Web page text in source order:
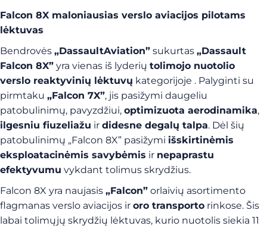
Falcon 8X maloniausias verslo aviacijos pilotams
lėktuvas
Bendrovės „DassaultAviation” sukurtas „Dassault
Falcon 8X” yra vienas iš lyderių tolimojo nuotolio
verslo reaktyvinių lėktuvų kategorijoje . Palyginti su
pirmtaku „Falcon 7X”, jis pasižymi daugeliu
patobulinimų, pavyzdžiui, optimizuota aerodinamika,
ilgesniu fiuzeliažu ir didesne degalų talpa. Dėl šių
patobulinimų „Falcon 8X” pasižymi išskirtinėmis
eksploatacinėmis savybėmis ir nepaprastu
efektyvumu vykdant tolimus skrydžius.
Falcon 8X yra naujasis „Falcon” orlaivių asortimento
flagmanas verslo aviacijos ir oro transporto rinkose. Šis
labai tolimųjų skrydžių lėktuvas, kurio nuotolis siekia 11